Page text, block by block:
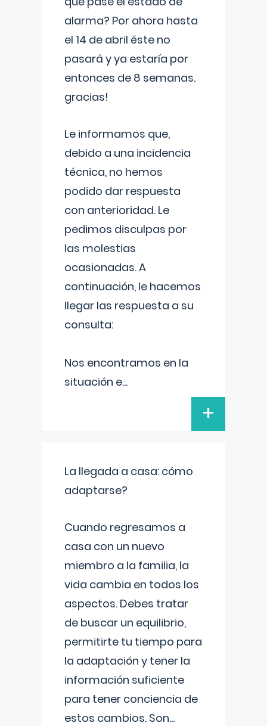
alarma? Por ahora hasta
el 14 de abril éste no
pasará y ya estaría por
entonces de 8 semanas.
gracias!
Le informamos que,
debido a una incidencia
técnica, no hemos
podido dar respuesta
con anterioridad. Le
pedimos disculpas por
las molestias
ocasionadas. A
continuación, le hacemos
llegar las respuesta a su
consulta:
Nos encontramos en la
situación e...
+
La llegada a casa: cómo
adaptarse?
Cuando regresamos a
casa con un nuevo
miembro a la familia, la
vida cambia en todos los
aspectos. Debes tratar
de buscar un equilibrio,
permitirte tu tiempo para
la adaptación y tener la
información suficiente
para tener conciencia de
estos cambios. Son...